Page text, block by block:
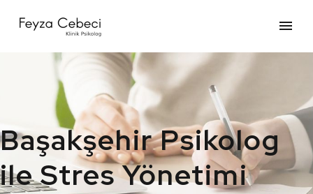
Başakşehir Psikolog
ile Stres Yönetimi